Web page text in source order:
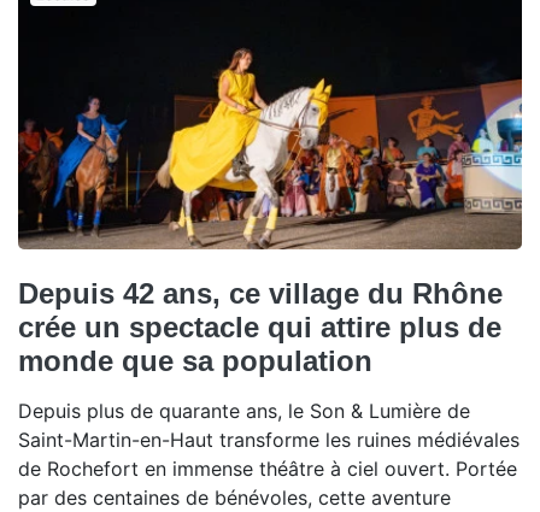
Depuis 42 ans, ce village du Rhône
crée un spectacle qui attire plus de
monde que sa population
Depuis plus de quarante ans, le Son & Lumière de
Saint-Martin-en-Haut transforme les ruines médiévales
de Rochefort en immense théâtre à ciel ouvert. Portée
par des centaines de bénévoles, cette aventure